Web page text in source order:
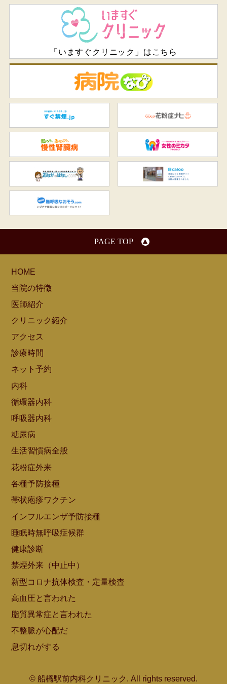
「いますぐクリニック」はこちら
すぐ禁煙.jp
知ろう、ふせごう。慢性腎臓
おなかのはなし.com
PAGE TOP
HOME
当院の特徴
医師紹介
クリニック紹介
アクセス
診療時間
ネット予約
内科
循環器内科
呼吸器内科
糖尿病
生活習慣病全般
花粉症外来
各種予防接種
帯状疱疹ワクチン
インフルエンザ予防接種
睡眠時無呼吸症候群
健康診断
禁煙外来（中止中）
新型コロナ抗体検査・定量検査
高血圧と言われた
脂質異常症と言われた
不整脈が心配だ
息切れがする
© 船橋駅前内科クリニック. All rights reserved.